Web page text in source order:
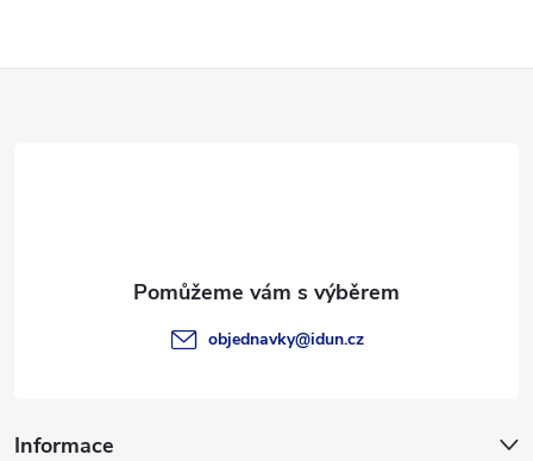
p
Informace
objednavky@idun.cz